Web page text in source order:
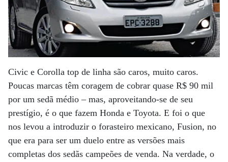
Civic e Corolla top de linha são caros, muito caros.
Poucas marcas têm coragem de cobrar quase R$ 90 mil
por um sedã médio – mas, aproveitando-se de seu
prestígio, é o que fazem Honda e Toyota. E foi o que
nos levou a introduzir o forasteiro mexicano, Fusion, no
que era para ser um duelo entre as versões mais
completas dos sedãs campeões de venda. Na verdade, o